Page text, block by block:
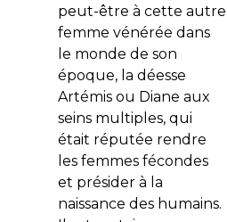
peut-être à cette autre
femme vénérée dans
le monde de son
époque, la déesse
Artémis ou Diane aux
seins multiples, qui
était réputée rendre
les femmes fécondes
et présider à la
naissance des humains.